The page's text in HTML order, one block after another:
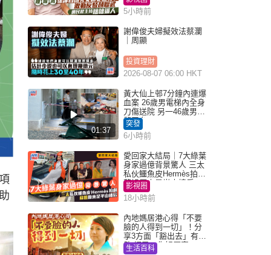
5小時前
謝偉俊夫婦擬效法蔡瀾
｜周顯
投資理財
2026-08-07 06:00 HKT
01:37
黃大仙上邨7分鐘內連爆
血案 26歲男電梯內全身
刀傷送院 另一46歲男倒
斃平台
突發
6小時前
愛回家大結局｜7大綠葉
身家過億背景驚人 三太
私伙鱷魚皮Hermès拍劇
蘇姐原來是半山樓后
影視圈
18小時前
內地媽居港心得「不要
臉的人得到一切」！分
享3方面「豁出去」有著
數 網民：你好厲害
生活百科